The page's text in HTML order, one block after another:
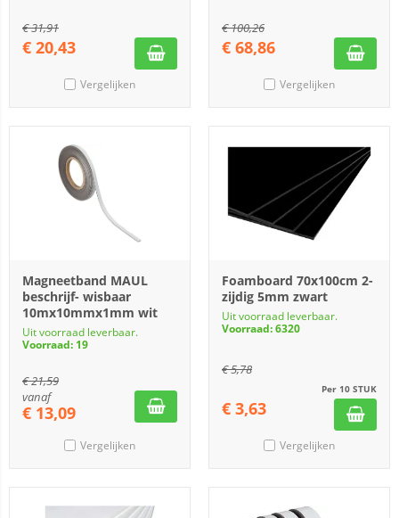
€31,91
€ 20,43
Vergelijken
€100,26
€ 68,86
Vergelijken
Magneetband MAUL
beschrijf- wisbaar
10mx10mmx1mm wit
Uit voorraad leverbaar.
Voorraad: 19
€21,59
vanaf
€ 13,09
Vergelijken
Foamboard 70x100cm 2-
zijdig 5mm zwart
Uit voorraad leverbaar.
Voorraad: 6320
€5,78
Per 10 STUK
€ 3,63
Vergelijken